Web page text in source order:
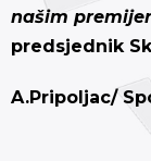
našim
predsjednik
A.Pripoljac/